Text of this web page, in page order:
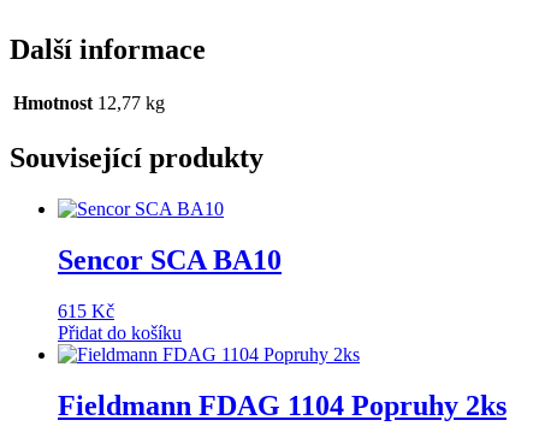
Další informace
Hmotnost 12,77 kg
Související produkty
Sencor SCA BA10
615 Kč
Přidat do košíku
Fieldmann FDAG 1104 Popruhy 2ks